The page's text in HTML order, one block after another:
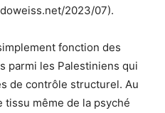
2023/07).
fonction des
parmi les Palestiniens qui
de contrôle structurel. Au
même de la psyché